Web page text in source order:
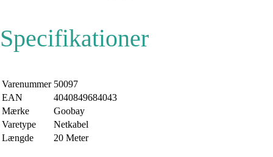
Specifikationer
Varenummer 50097
EAN
4040849684043
Mærke
Goobay
Varetype
Netkabel
Længde
20 Meter